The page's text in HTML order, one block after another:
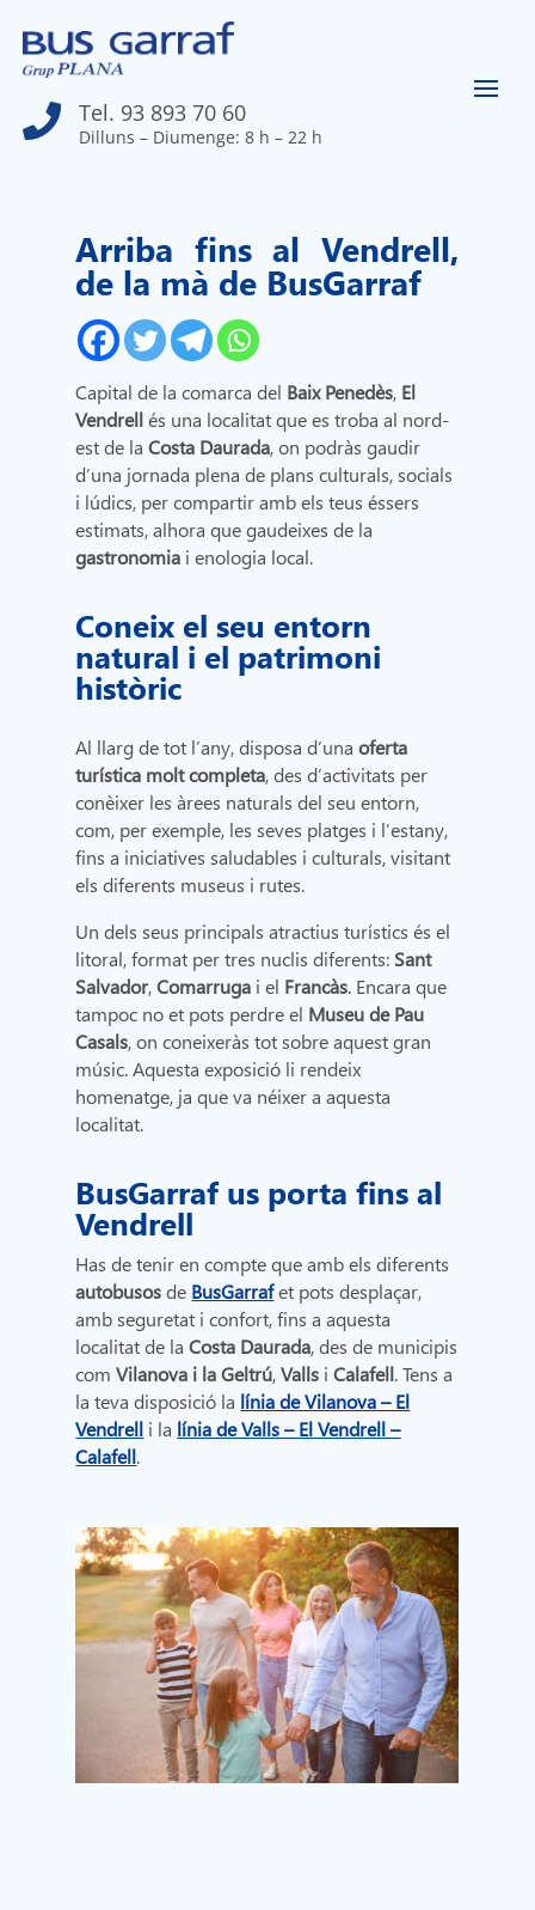
 Tel. 93 893 70 60
Dilluns – Diumenge: 8 h – 22 h
Arriba fins al Vendrell,
de la mà de BusGarraf
Capital de la comarca del Baix Penedès, El
Vendrellés una localitat que es troba al nord-
est de laCosta Daurada, on podràs gaudir
d’una jornada plena de plans culturals, socials
i lúdics, per compartir amb els teus éssers
estimats, alhora que gaudeixes de la
gastronomia i enologia local.
Coneix el seu entorn
natural i el patrimoni
històric
Al llarg de tot l’any, disposa d’unaoferta
turística molt completa, des d’activitats per
conèixer les àrees naturals del seu entorn,
com, per exemple, les seves platges i l’estany,
fins a iniciatives saludables i culturals, visitant
els diferents museus i rutes.
Un dels seus principals atractius turístics és el
litoral, format per tres nuclis diferents: Sant
Salvador,Comarruga i el Francàs. Encara que
tampoc no et pots perdre el Museu de Pau
Casals, on coneixeràs tot sobre aquest gran
músic. Aquesta exposició li rendeix
homenatge, ja que va néixer a aquesta
localitat.
BusGarraf us porta fins al
Vendrell
Has de tenir en compte que amb els diferents
autobusosde BusGarrafet pots desplaçar,
amb seguretat i confort, fins a aquesta
localitat de laCosta Daurada, des de municipis
comVilanova i la Geltrú,Valls iCalafell. Tens a
la teva disposició la línia de Vilanova – El
Vendrell i la línia de Valls – El Vendrell –
Calafell.